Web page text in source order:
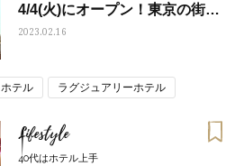
4/4(火)にオープン！東京の街並
みが一望できる
2023.02.16
ホテル ラグジュアリーホテル
Lifestyle
40代はホテル上手